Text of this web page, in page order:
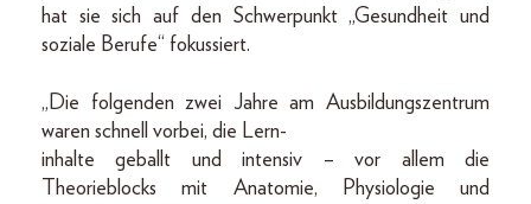
hat sie sich auf den Schwerpunkt „Gesundheit und
soziale Berufe“ fokussiert.
„Die folgenden zwei Jahre am Ausbildungszentrum
waren schnell vorbei, die Lern-
inhalte geballt und intensiv – vor allem die
Theorieblocks mit Anatomie, Physiologie und